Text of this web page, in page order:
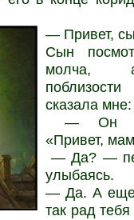
— Привет,
Сын
молча,
сказала мне:
— Он
«Привет,
— Да? —
улыбаясь.
— Да. А еще
так рад